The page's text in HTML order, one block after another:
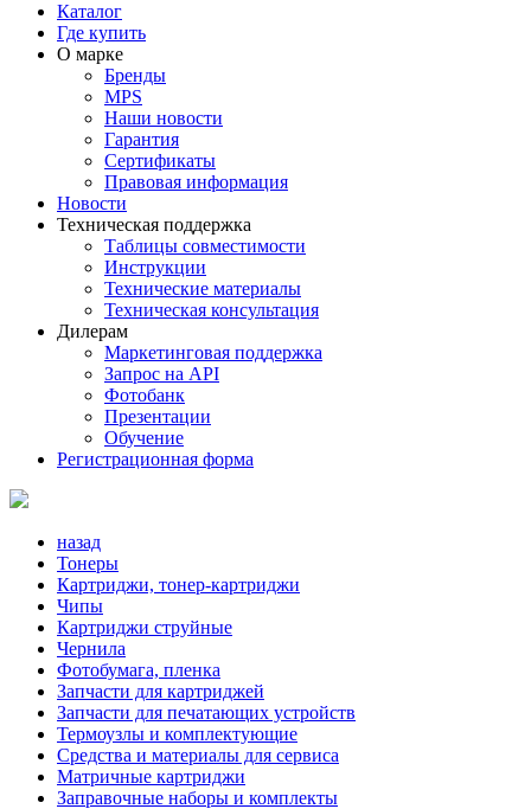
Каталог
Где купить
О марке
Бренды
MPS
Наши новости
Гарантия
Сертификаты
Правовая информация
Новости
Техническая поддержка
Таблицы совместимости
Инструкции
Технические материалы
Техническая консультация
Дилерам
Маркетинговая поддержка
Запрос на API
Фотобанк
Презентации
Обучение
Регистрационная форма
назад
Тонеры
Картриджи, тонер-картриджи
Чипы
Картриджи струйные
Чернила
Фотобумага, пленка
Запчасти для картриджей
Запчасти для печатающих устройств
Термоузлы и комплектующие
Средства и материалы для сервиса
Матричные картриджи
Заправочные наборы и комплекты